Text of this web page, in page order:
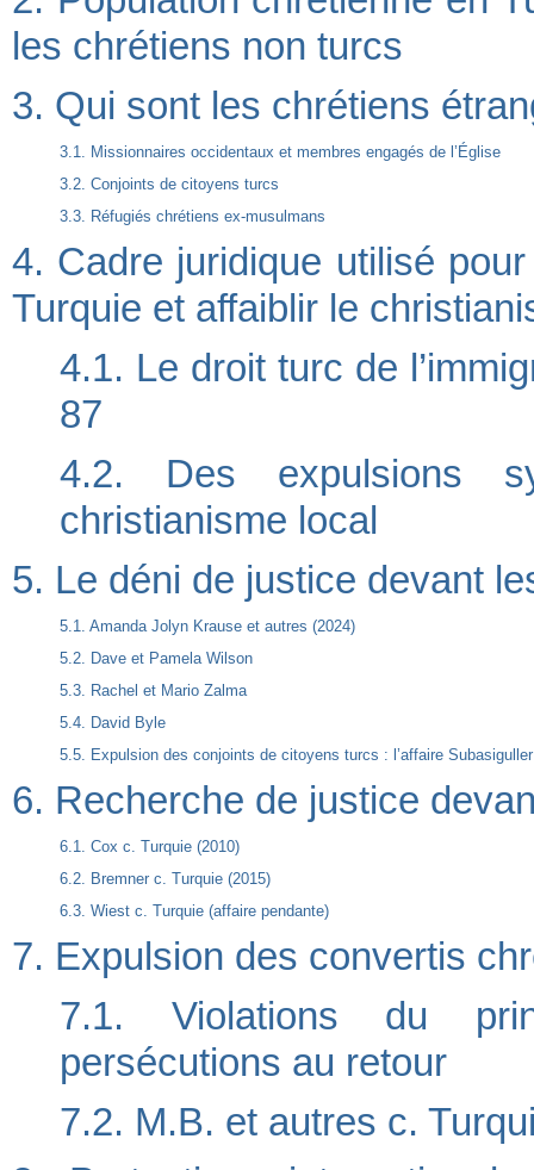
les chrétiens non turcs
3. Qui sont les chrétiens
3.1. Missionnaires occidentaux et membres engagés de l’Église
3.2. Conjoints de citoyens turcs
3.3. Réfugiés chrétiens ex-musulmans
4. Cadre juridique utilisé
Turquie et affaiblir le
4.1. Le droit turc de
87
4.2. Des expulsions
christianisme local
5. Le déni de justice devant
5.1. Amanda Jolyn Krause et autres (2024)
5.2. Dave et Pamela Wilson
5.3. Rachel et Mario Zalma
5.4. David Byle
5.5. Expulsion des conjoints de citoyens turcs : l’affaire Subasiguller
6. Recherche de justice
6.1. Cox c. Turquie (2010)
6.2. Bremner c. Turquie (2015)
6.3. Wiest c. Turquie (affaire pendante)
7. Expulsion des convertis
7.1. Violations du
persécutions au retour
7.2. M.B. et autres c.